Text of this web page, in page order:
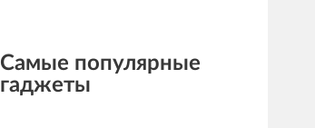
Самые популярные
гаджеты